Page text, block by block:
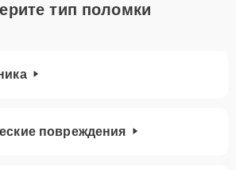
тип поломки
повреждения